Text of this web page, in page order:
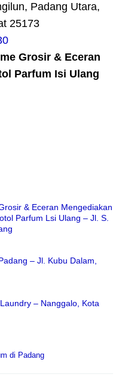
Padang Utara,
25173
Grosir & Eceran
Parfum Isi Ulang
& Eceran Mengediakan
Parfum Lsi Ulang – Jl. S.
– Jl. Kubu Dalam,
– Nanggalo, Kota
di Padang